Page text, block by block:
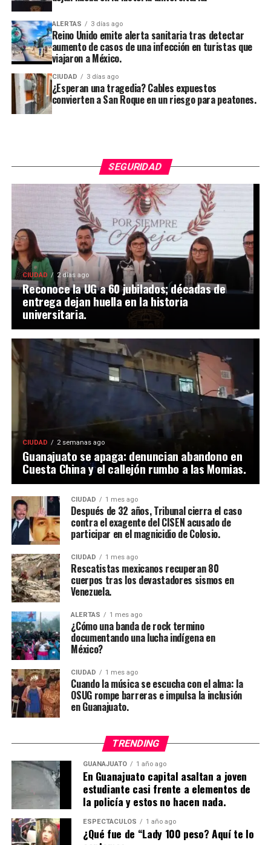
ALERTAS 3 días ago
Reino Unido emite alerta sanitaria tras detectar
aumento de casos de una infección en turistas que
viajaron a México.
CIUDAD 3 días ago
¿Esperan una tragedia? Cables expuestos
convierten a San Roque en un riesgo para peatones.
SEGURIDAD
CIUDAD 2 días ago
Reconoce la UG a 60 jubilados; décadas de
entrega dejan huella en la historia
universitaria.
CIUDAD 2 semanas ago
Guanajuato se apaga: denuncian abandono en
Cuesta China y el callejón rumbo a las Momias.
CIUDAD 1 mes ago
Después de 32 años, Tribunal cierra el caso
contra el exagente del CISEN acusado de
participar en el magnicidio de Colosio.
CIUDAD 1 mes ago
Rescatistas mexicanos recuperan 80
cuerpos tras los devastadores sismos en
Venezuela.
ALERTAS 1 mes ago
¿Cómo una banda de rock termino
documentando una lucha indígena en
México?
CIUDAD 1 mes ago
Cuando la música se escucha con el alma: la
OSUG rompe barreras e impulsa la inclusión
en Guanajuato.
TRENDING
GUANAJUATO 1 año ago
En Guanajuato capital asaltan a joven
estudiante casi frente a elementos de
la policía y estos no hacen nada.
ESPECTÁCULOS 1 año ago
¿Qué fue de “Lady 100 peso? Aquí te lo